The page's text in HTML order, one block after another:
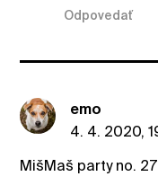
Odpovedať
emo
4. 4. 2020,
MišMaš party no.